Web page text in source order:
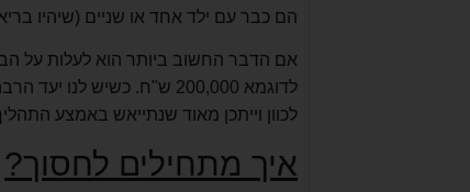
הם כבר עם ילד אחד או שניים (שיהיו
אם הדבר החשוב ביותר הוא לעלות על
לדוגמא 200,000 ש"ח. כשיש
לכוון וייתכן מאוד שנתייאש באמצע
איך מתחילים לחסוך?